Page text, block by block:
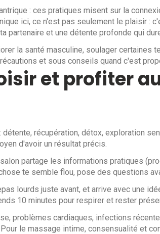
: ces pratiques misent sur la
ici, ce n'est pas seulement le plaisir :
partenaire et une détente profonde qui
la santé masculine, soulager certaines
et sous conseils quand c'est
et profiter
récupération, détox, exploration
d'avoir un résultat précis.
partage les informations pratiques
te semble flou, pose des questions
lourds juste avant, et arrive avec une
10 minutes pour respirer et rester
problèmes cardiaques, infections
le massage intime, consensualité et